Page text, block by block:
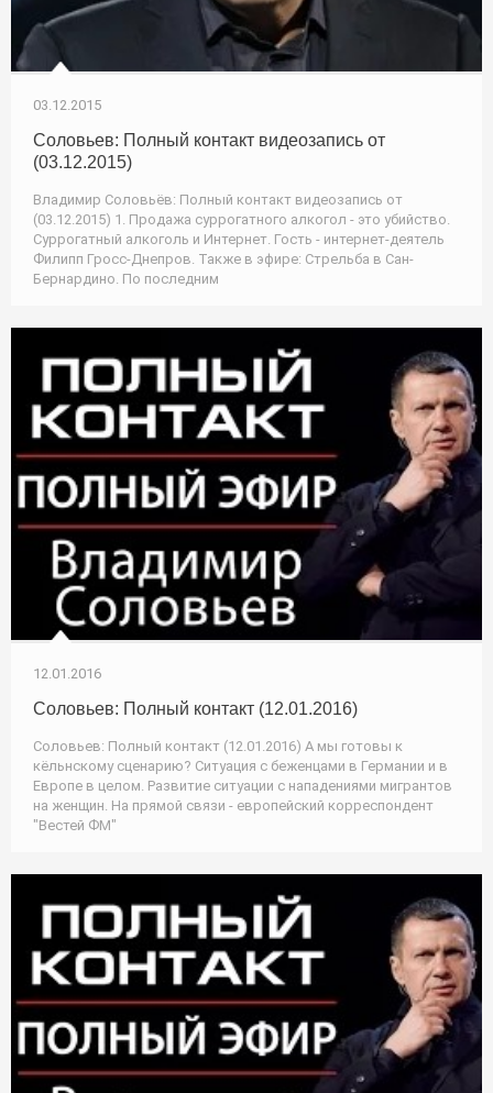
03.12.2015
Соловьев: Полный контакт видеозапись от
(03.12.2015)
Владимир Соловьёв: Полный контакт видеозапись от
(03.12.2015) 1. Продажа суррогатного алкогол - это убийство.
Суррогатный алкоголь и Интернет. Гость - интернет-деятель
Филипп Гросс-Днепров. Также в эфире: Стрельба в Сан-
Бернардино. По последним
12.01.2016
Соловьев: Полный контакт (12.01.2016)
Соловьев: Полный контакт (12.01.2016) А мы готовы к
кёльнскому сценарию? Ситуация с беженцами в Германии и в
Европе в целом. Развитие ситуации с нападениями мигрантов
на женщин. На прямой связи - европейский корреспондент
"Вестей ФМ"